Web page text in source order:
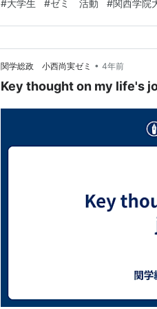
いますが、友達や先生、幼馴染、
その心は、我々個人が考え・感じ
#大学生 #ゼミ 活動 #関西学院
関学総政 小西尚実ゼミ • 4年前
Key thought on my life's